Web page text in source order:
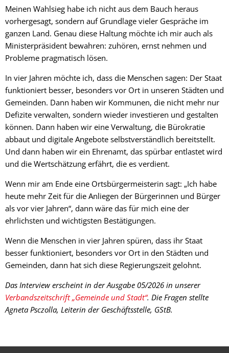
Meinen Wahlsieg habe ich nicht aus dem Bauch heraus
vorhergesagt, sondern auf Grundlage vieler Gespräche im
ganzen Land. Genau diese Haltung möchte ich mir auch als
Ministerpräsident bewahren: zuhören, ernst nehmen und
Probleme pragmatisch lösen.
In vier Jahren möchte ich, dass die Menschen sagen: Der Staat
funktioniert besser, besonders vor Ort in unseren Städten und
Gemeinden. Dann haben wir Kommunen, die nicht mehr nur
Defizite verwalten, sondern wieder investieren und gestalten
können. Dann haben wir eine Verwaltung, die Bürokratie
abbaut und digitale Angebote selbstverständlich bereitstellt.
Und dann haben wir ein Ehrenamt, das spürbar entlastet wird
und die Wertschätzung erfährt, die es verdient.
Wenn mir am Ende eine Ortsbürgermeisterin sagt: „Ich habe
heute mehr Zeit für die Anliegen der Bürgerinnen und Bürger
als vor vier Jahren“, dann wäre das für mich eine der
ehrlichsten und wichtigsten Bestätigungen.
Wenn die Menschen in vier Jahren spüren, dass ihr Staat
besser funktioniert, besonders vor Ort in den Städten und
Gemeinden, dann hat sich diese Regierungszeit gelohnt.
Das Interview erscheint in der Ausgabe 05/2026 in unserer
Verbandszeitschrift „Gemeinde und Stadt“. Die Fragen stellte
Agneta Psczolla, Leiterin der Geschäftsstelle, GStB.